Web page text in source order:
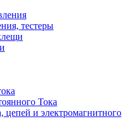
тестеры
Тока
цепей и электромагнитного